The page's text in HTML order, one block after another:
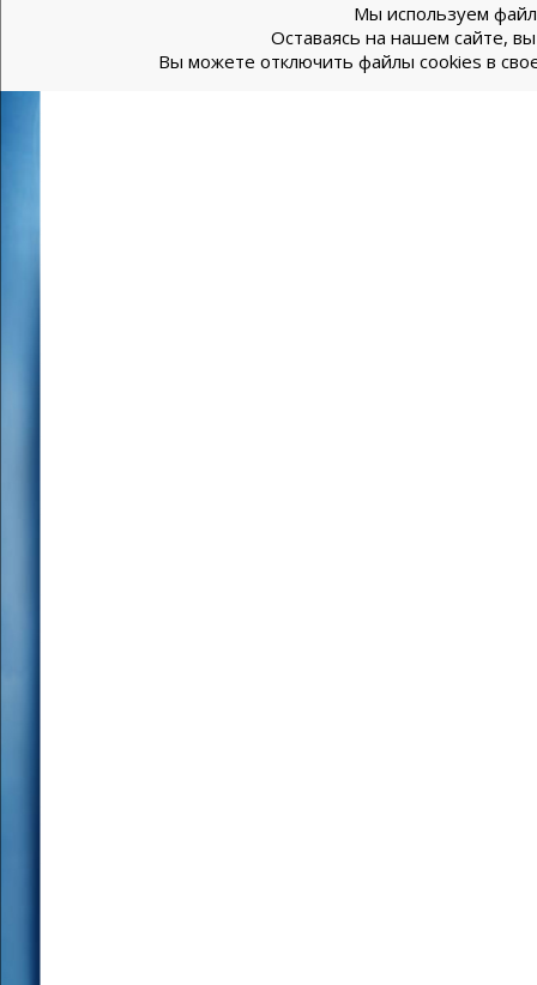
Мы используем
Оставаясь на нашем сайте,
Вы можете отключить файлы cookies в